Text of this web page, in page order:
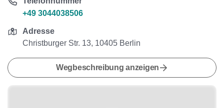
+49 3044038506
Adresse
Christburger Str. 13, 10405 Berlin
Wegbeschreibung anzeigen